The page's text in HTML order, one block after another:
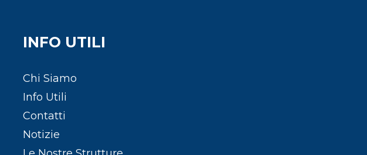
INFO UTILI
Chi Siamo
Info Utili
Contatti
Notizie